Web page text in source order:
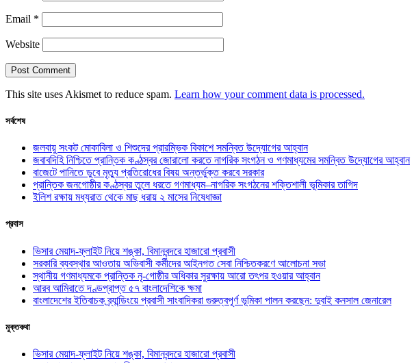
Email *
Website
This site uses Akismet to reduce spam. Learn how your comment data is processed.
সর্বশেষ
জলবায়ু সংকট মোকাবিলা ও শিশুদের প্রারম্ভিক বিকাশে সমন্বিত উদ্যোগের আহ্বান
জবাবদিহি নিশ্চিতে প্রান্তিক কণ্ঠস্বর জোরালো করতে নাগরিক সংগঠন ও গণমাধ্যমের সমন্বিত উদ্যোগের আহ্বান
বাজেটে পানিতে ডুবে মৃত্যু প্রতিরোধের বিষয় অন্তর্ভুক্ত করবে সরকার
প্রান্তিক জনগোষ্ঠীর কণ্ঠস্বর তুলে ধরতে গণমাধ্যম–নাগরিক সংগঠনের শক্তিশালী ভূমিকার তাগিদ
ইলিশ রক্ষায় মধ্যরাত থেকে মাছ ধরায় ২ মাসের নিষেধাজ্ঞা
প্রবাস
ভিসার মেয়াদ-ফ্লাইট নিয়ে শঙ্কা, বিমানবন্দরে হাজারো প্রবাসী
সরকারি ব্যবস্থার আওতায় অভিবাসী কর্মীদের আইনগত সেবা নিশ্চিতকরণে আলোচনা সভা
স্থানীয় গণমাধ্যমকে প্রান্তিক নৃ-গোষ্ঠীর অধিকার সুরক্ষায় আরো তৎপর হওয়ার আহ্বান
আরব আমিরাতে দণ্ডপ্রাপ্ত ৫৭ বাংলাদেশিকে ক্ষমা
বাংলাদেশের ইতিবাচক ব্র্যান্ডিংয়ে প্রবাসী সাংবাদিকরা গুরুত্বপূর্ণ ভূমিকা পালন করছেন: দুবাই কনসাল জেনারেল
মুক্তকথা
ভিসার মেয়াদ-ফ্লাইট নিয়ে শঙ্কা, বিমানবন্দরে হাজারো প্রবাসী